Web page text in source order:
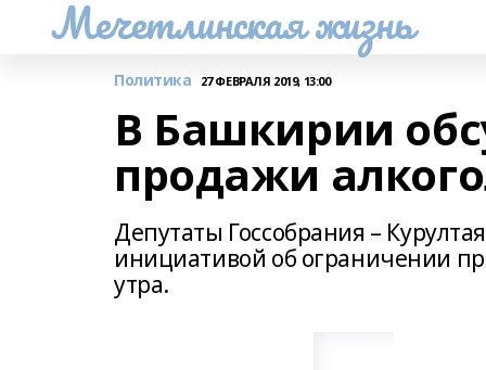
Мечетлинская жизнь
Политика 27 ФЕВРАЛЯ 2019, 13:00
В Башкирии
продажи
Депутаты Госсобрания –
инициативой об ограничении
утра.